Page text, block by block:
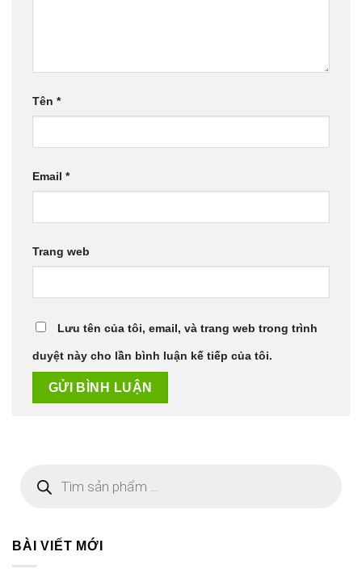
Tên *
Email *
Trang web
Lưu tên của tôi, email, và trang web trong trình
duyệt này cho lần bình luận kế tiếp của tôi.
kiếm
BÀI VIẾT MỚI